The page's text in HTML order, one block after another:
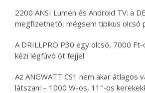
2200 ANSI Lumen és Android TV: a
megfizethető, mégsem tipikus olcsó
A DRILLPRO P30 egy olcsó, 7000
kézi légfúvó öt fejjel
Az ANGWATT CS1 nem akar átlagos
látszani – 1000 W-os, 11″-os